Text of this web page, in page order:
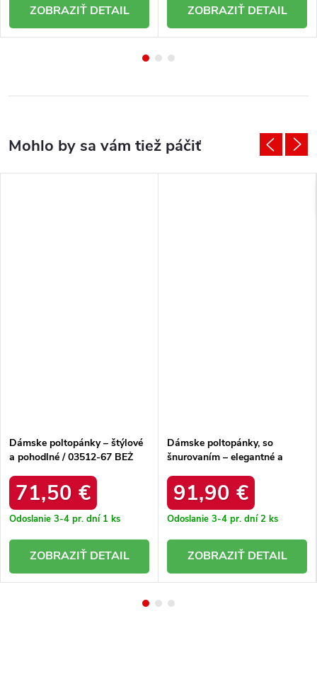
DETAIL DETAIL
Dámske poltopánky – štýlové
a pohodlné / 03512-67 BEŻ
71,50 €
Odoslanie 3-4 pr. dní 1 ks
DETAIL
Dámske poltopánky, so
šnurovaním – elegantné a
S/ZŁOTO MAT
91,90 €
Odoslanie 3-4 pr. dní2 ks
DETAIL